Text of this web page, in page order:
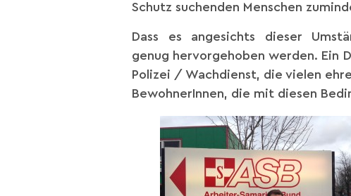
Schutz suchenden Menschen
Dass es angesichts dieser
genug hervorgehoben werden. Ein
Polizei / Wachdienst, die vielen
BewohnerInnen, die mit diesen